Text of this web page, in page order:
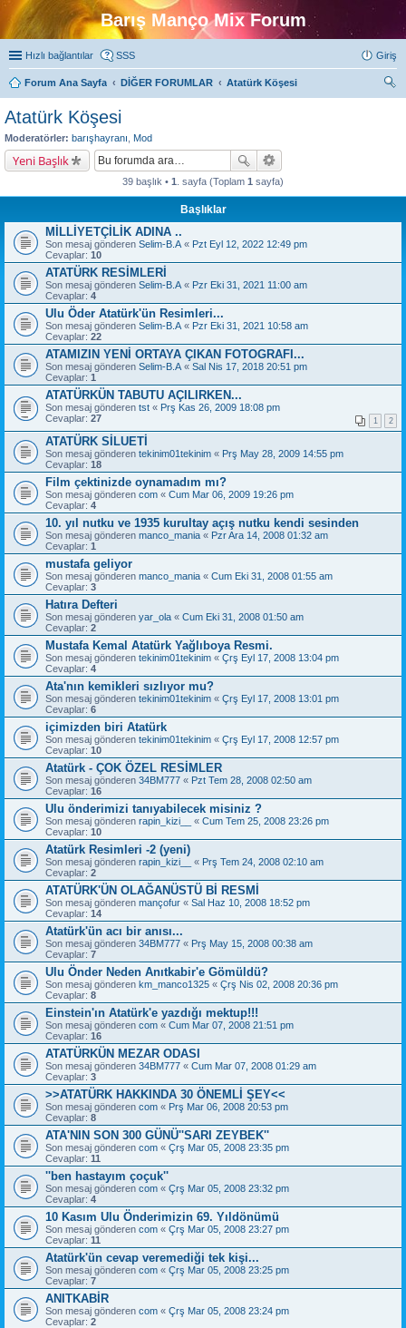
Barış Manço Mix Forum
Hızlı bağlantılar SSS Giriş
Forum Ana Sayfa DİĞER FORUMLAR
Atatürk Köşesi
Atatürk Köşesi
Moderatörler: barışhayranı Mod
Yeni Başlık
39 başlık • 1 . sayfa (Toplam 1 sayfa)
Başlıklar
MİLLİYETÇİLİK ADINA ..
Son mesaj gönderen Selim-B.A « Pzt Eyl 12, 2022 12:49 pm
Cevaplar: 10
ATATÜRK RESİMLERİ
Son mesaj gönderen Selim-B.A « Pzr Eki 31, 2021 11:00 am
Cevaplar: 4
Ulu Öder Atatürk'ün Resimleri...
Son mesaj gönderen Selim-B.A « Pzr Eki 31, 2021 10:58 am
Cevaplar: 22
ATAMIZIN YENİ ORTAYA ÇIKAN FOTOGRAFI...
Son mesaj gönderen Selim-B.A « Sal Nis 17, 2018 20:51 pm
Cevaplar: 1
ATATÜRKÜN TABUTU AÇILIRKEN...
Son mesaj gönderen tst « Prş Kas 26, 2009 18:08 pm
Cevaplar: 27 1 2
ATATÜRK SİLUETİ
Son mesaj gönderen tekinim01tekinim « Prş May 28, 2009 14:55 pm
Cevaplar: 18
Film çektinizde oynamadım mı?
Son mesaj gönderen com « Cum Mar 06, 2009 19:26 pm
Cevaplar: 4
10. yıl nutku ve 1935 kurultay açış nutku kendi sesinden
Son mesaj gönderen manco_mania « Pzr Ara 14, 2008 01:32 am
Cevaplar: 1
mustafa geliyor
Son mesaj gönderen manco_mania « Cum Eki 31, 2008 01:55 am
Cevaplar: 3
Hatıra Defteri
Son mesaj gönderen yar_ola « Cum Eki 31, 2008 01:50 am
Cevaplar: 2
Mustafa Kemal Atatürk Yağlıboya Resmi.
Son mesaj gönderen tekinim01tekinim « Çrş Eyl 17, 2008 13:04 pm
Cevaplar: 4
Ata'nın kemikleri sızlıyor mu?
Son mesaj gönderen tekinim01tekinim « Çrş Eyl 17, 2008 13:01 pm
Cevaplar: 6
içimizden biri Atatürk
Son mesaj gönderen tekinim01tekinim « Çrş Eyl 17, 2008 12:57 pm
Cevaplar: 10
Atatürk - ÇOK ÖZEL RESİMLER
Son mesaj gönderen 34BM777 « Pzt Tem 28, 2008 02:50 am
Cevaplar: 16
Ulu önderimizi tanıyabilecek misiniz ?
Son mesaj gönderen rapin_kizi__ « Cum Tem 25, 2008 23:26 pm
Cevaplar: 10
Atatürk Resimleri -2 (yeni)
Son mesaj gönderen rapin_kizi__ « Prş Tem 24, 2008 02:10 am
Cevaplar: 2
ATATÜRK'ÜN OLAĞANÜSTÜ Bİ RESMİ
Son mesaj gönderen mançofur « Sal Haz 10, 2008 18:52 pm
Cevaplar: 14
Atatürk'ün acı bir anısı...
Son mesaj gönderen 34BM777 « Prş May 15, 2008 00:38 am
Cevaplar: 7
Ulu Önder Neden Anıtkabir'e Gömüldü?
Son mesaj gönderen km_manco1325 « Çrş Nis 02, 2008 20:36 pm
Cevaplar: 8
Einstein'ın Atatürk'e yazdığı mektup!!!
Son mesaj gönderen com « Cum Mar 07, 2008 21:51 pm
Cevaplar: 16
ATATÜRKÜN MEZAR ODASI
Son mesaj gönderen 34BM777 « Cum Mar 07, 2008 01:29 am
Cevaplar: 3
>>ATATÜRK HAKKINDA 30 ÖNEMLİ ŞEY<<
Son mesaj gönderen com « Prş Mar 06, 2008 20:53 pm
Cevaplar: 8
ATA'NIN SON 300 GÜNÜ''SARI ZEYBEK''
Son mesaj gönderen com « Çrş Mar 05, 2008 23:35 pm
Cevaplar: 11
''ben hastayım çoçuk''
Son mesaj gönderen com « Çrş Mar 05, 2008 23:32 pm
Cevaplar: 4
10 Kasım Ulu Önderimizin 69. Yıldönümü
Son mesaj gönderen com « Çrş Mar 05, 2008 23:27 pm
Cevaplar: 11
Atatürk'ün cevap veremediği tek kişi...
Son mesaj gönderen com « Çrş Mar 05, 2008 23:25 pm
Cevaplar: 7
ANITKABİR
Son mesaj gönderen com « Çrş Mar 05, 2008 23:24 pm
Cevaplar: 2